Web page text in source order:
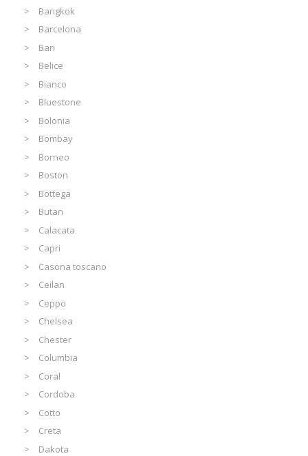
Bangkok
Barcelona
Bari
Belice
Bianco
Bluestone
Bolonia
Bombay
Borneo
Boston
Bottega
Butan
Calacata
Capri
Casona toscano
Ceilan
Ceppo
Chelsea
Chester
Columbia
Coral
Cordoba
Cotto
Creta
Dakota